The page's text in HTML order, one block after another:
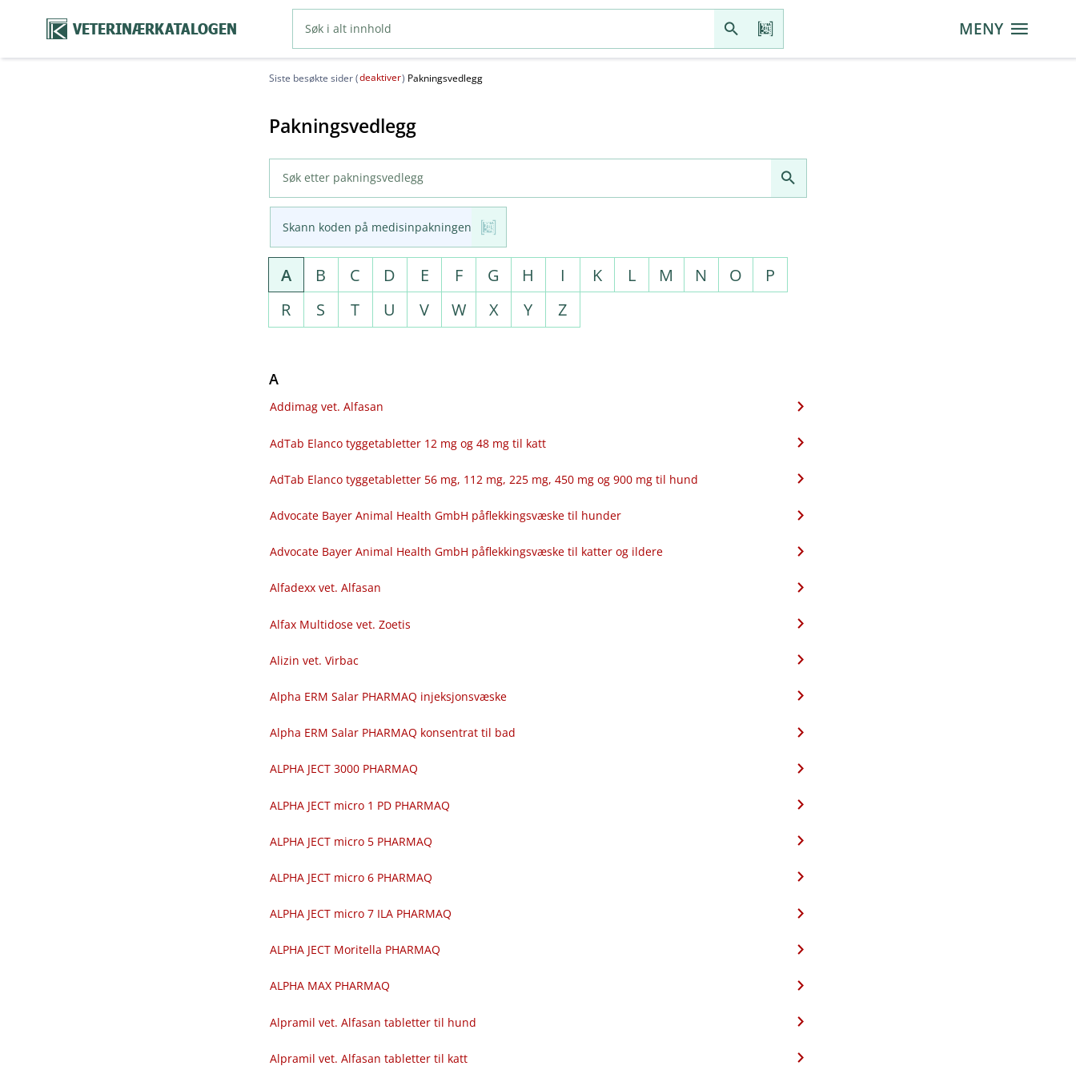
VETERINÆRKATALOGEN MENY
Siste besøkte sider (deaktiver) Pakningsvedlegg
Pakningsvedlegg
Skann koden på medisinpakningen
A B C D E F G H I K L M N O
P
R
S T U V W X Y Z
A
Addimag vet. Alfasan
AdTab Elanco tyggetabletter 12 mg og 48 mg til katt
AdTab Elanco tyggetabletter 56 mg, 112 mg, 225 mg, 450 mg og 900 mg til hund
Advocate Bayer Animal Health GmbH påflekkingsvæske til hunder
Advocate Bayer Animal Health GmbH påflekkingsvæske til katter og ildere
Alfadexx vet. Alfasan
Alfax Multidose vet. Zoetis
Alizin vet. Virbac
Alpha ERM Salar PHARMAQ injeksjonsvæske
Alpha ERM Salar PHARMAQ konsentrat til bad
ALPHA JECT 3000 PHARMAQ
ALPHA JECT micro 1 PD PHARMAQ
ALPHA JECT micro 5 PHARMAQ
ALPHA JECT micro 6 PHARMAQ
ALPHA JECT micro 7 ILA PHARMAQ
ALPHA JECT Moritella PHARMAQ
ALPHA MAX PHARMAQ
Alpramil vet. Alfasan tabletter til hund
Alpramil vet. Alfasan tabletter til katt